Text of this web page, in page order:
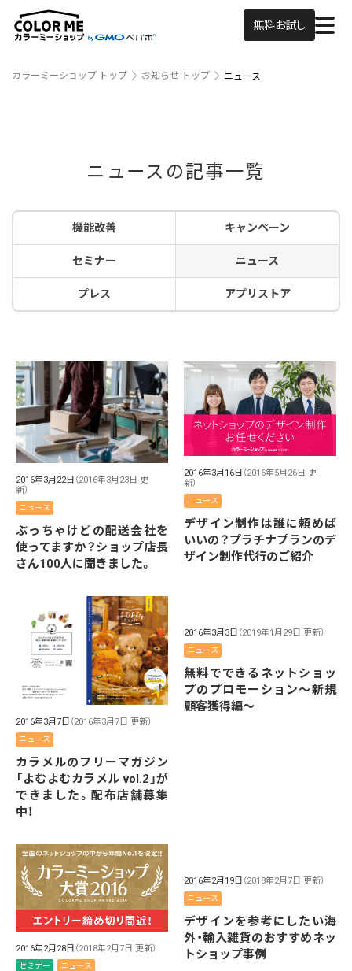
無料お試し
カラーミーショップ トップ お知らせ トップ ニュース
ニュースの記事一覧
機能改善 キャンペーン
セミナー ニュース
プレス アプリストア
2016年3月22日 （2016年3月23日 更
新）
ニュース
ぶっちゃけどの配送会社を
使ってますか？ショップ店長
さん100人に聞きました。
2016年3月16日 （2016年5月26日 更
新）
ニュース
デザイン制作は誰に頼めば
いいの？プラチナプランのデ
ザイン制作代行のご紹介
2016年3月7日 （2016年3月7日 更新）
ニュース
カラメルのフリーマガジン
「よむよむカラメル vol.2」が
できました。配布店舗募集
中！
2016年3月3日 （2019年1月29日 更新）
ニュース
無料でできるネットショッ
プのプロモーション〜新規
顧客獲得編〜
2016年2月28日 （2018年2月7日 更新）
セミナー ニュース
2016年2月19日 （2018年2月7日 更新）
ニュース
デザインを参考にしたい海
外・輸入雑貨のおすすめネッ
トショップ事例